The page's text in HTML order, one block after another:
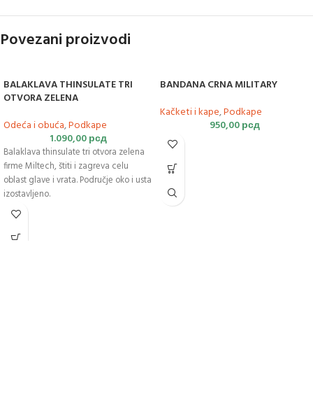
Povezani proizvodi
BALAKLAVA THINSULATE TRI
OTVORA ZELENA
Odeća i obuća,Podkape
1.090,00рсд
Balaklava thinsulate tri otvora zelena
firme Miltech, štiti i zagreva celu
oblast glave i vrata. Područje oko i usta
izostavljeno.
BANDANA CRNA MILITARY
Kačketi i kape,Podkape
950,00рсд